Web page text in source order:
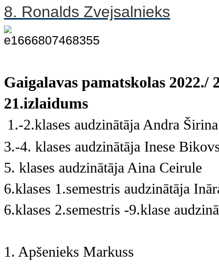
8. Ronalds Zvejsalnieks
Gaigalavas pamatskolas 2022./
21.izlaidums
1.-2.klases audzinātāja Andra Širina
3.-4. klases audzinātāja Inese
5. klases audzinātāja Aina Ceirule
6.klases 1.semestris audzinātāja
6.klases 2.semestris -9.klase
1. Apšenieks Markuss